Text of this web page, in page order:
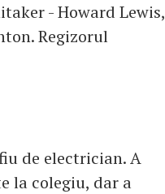
- Howard Lewis,
Regizorul
de electrician. A
la colegiu, dar a